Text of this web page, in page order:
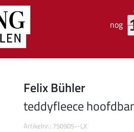
nog
Felix Bühler
teddyfleece
Artikelnr.: 750905--LX